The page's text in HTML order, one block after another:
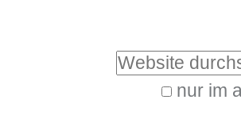
Website durchsuchen
nur im